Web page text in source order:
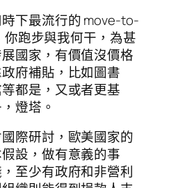
下最流行的 move-to-
跑步與我何干，為甚
國家，有價值沒價格
府補貼，比如圖書
都是，又或者更基
燈塔。
際研討，歐美國家的
設，做有意義的事
至少有政府和非營利